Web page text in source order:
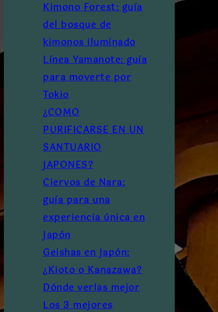
Kimono Forest: guía
del bosque de
kimonos iluminado
Línea Yamanote: guía
para moverte por
Tokio
¿COMO
PURIFICARSE EN UN
SANTUARIO
JAPONES?
Ciervos de Nara:
guía para una
experiencia única en
Japón
Geishas en Japón:
¿Kioto o Kanazawa?
Dónde verlas mejor
Los 3 mejores